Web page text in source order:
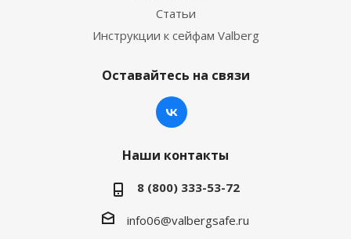
Статьи
Инструкции к сейфам Valberg
Оставайтесь на связи
Наши контакты
8 (800) 333-53-72
info06@valbergsafe.ru